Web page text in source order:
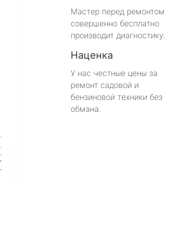
Мастер перед ремонтом
совершенно бесплатно
производит диагностику.
Наценка
У нас честные цены за
ремонт садовой и
бензиновой техники без
обмана.